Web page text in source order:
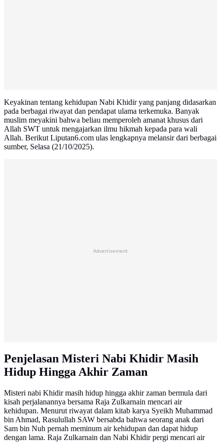
Keyakinan tentang kehidupan Nabi Khidir yang panjang didasarkan
pada berbagai riwayat dan pendapat ulama terkemuka. Banyak
muslim meyakini bahwa beliau memperoleh amanat khusus dari
Allah SWT untuk mengajarkan ilmu hikmah kepada para wali
Allah. Berikut Liputan6.com ulas lengkapnya melansir dari berbagai
sumber, Selasa (21/10/2025).
Advertisement
Penjelasan Misteri Nabi Khidir Masih
Hidup Hingga Akhir Zaman
Misteri nabi Khidir masih hidup hingga akhir zaman bermula dari
kisah perjalanannya bersama Raja Zulkarnain mencari air
kehidupan. Menurut riwayat dalam kitab karya Syeikh Muhammad
bin Ahmad, Rasulullah SAW bersabda bahwa seorang anak dari
Sam bin Nuh pernah meminum air kehidupan dan dapat hidup
dengan lama. Raja Zulkarnain dan Nabi Khidir pergi mencari air